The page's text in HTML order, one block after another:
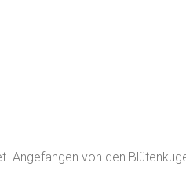
Angefangen von den